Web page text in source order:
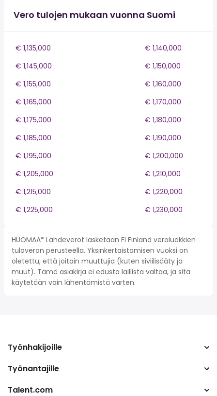
Vero tulojen mukaan vuonna Suomi
€ 1,135,000
€ 1,140,000
€ 1,145,000
€ 1,150,000
€ 1,155,000
€ 1,160,000
€ 1,165,000
€ 1,170,000
€ 1,175,000
€ 1,180,000
€ 1,185,000
€ 1,190,000
€ 1,195,000
€ 1,200,000
€ 1,205,000
€ 1,210,000
€ 1,215,000
€ 1,220,000
€ 1,225,000
€ 1,230,000
HUOMAA* Lähdeverot lasketaan FI Finland veroluokkien
tuloveron perusteella. Yksinkertaistamisen vuoksi on
oletettu, että joitain muuttujia (kuten siviilisääty ja
muut). Tämä asiakirja ei edusta laillista valtaa, ja sitä
käytetään vain lähentämistä varten.
Työnhakijoille
Hae työpaikkoja
Työnantajille
Yritys
Talent.com